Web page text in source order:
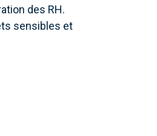
des RH.
sensibles et